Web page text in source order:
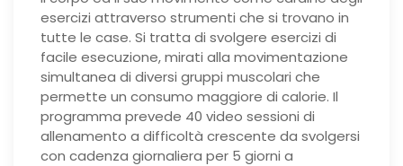
esercizi attraverso strumenti che si trovano in
tutte le case. Si tratta di svolgere esercizi di
facile esecuzione, mirati alla movimentazione
simultanea di diversi gruppi muscolari che
permette un consumo maggiore di calorie. Il
programma prevede 40 video sessioni di
allenamento a difficoltà crescente da svolgersi
con cadenza giornaliera per 5 giorni a